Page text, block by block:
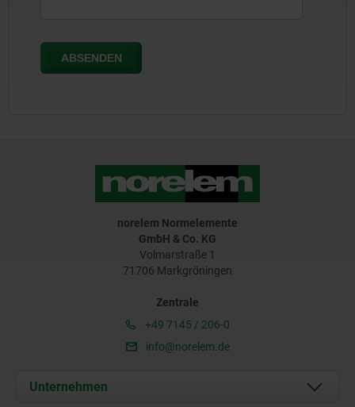
norelem Normelemente
GmbH & Co. KG
Volmarstraße 1
71706 Markgröningen
Zentrale
+49 7145 / 206-0
info@norelem.de
Unternehmen